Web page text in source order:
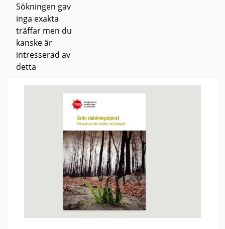
Sökningen gav
inga exakta
träffar men du
kanske är
intresserad av
detta